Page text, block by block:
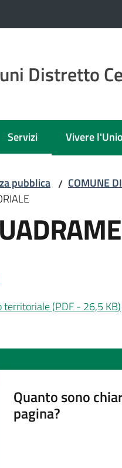
Distretto
Servizi
Menu selezionato
Vivere
pubblica / COMUNE
territoriale(PDF- 26,5 KB)
Quanto sono
pagina?